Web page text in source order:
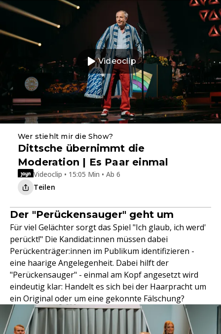
Videoclip
Wer stiehlt mir die Show?
Dittsche übernimmt die
Moderation | Es Paar einmal
Videoclip • 15:05 Min • Ab 6
Teilen
Der "Perückensauger" geht um
Für viel Gelächter sorgt das Spiel "Ich glaub, ich werd'
perückt!" Die Kandidat:innen müssen dabei
Perückenträger:innen im Publikum identifizieren -
eine haarige Angelegenheit. Dabei hilft der
"Perückensauger" - einmal am Kopf angesetzt wird
eindeutig klar: Handelt es sich bei der Haarpracht um
ein Original oder um eine gekonnte Fälschung?